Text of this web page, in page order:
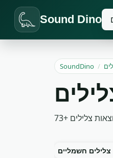
Sound Dino
SoundDino /
73+ צלילים
צלילים חשמליים